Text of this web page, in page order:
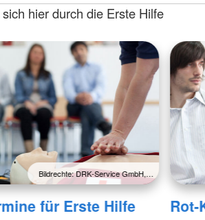
hier durch die Erste Hilfe
Bildrechte: DRK-Service GmbH,…
für Erste Hilfe Rot-